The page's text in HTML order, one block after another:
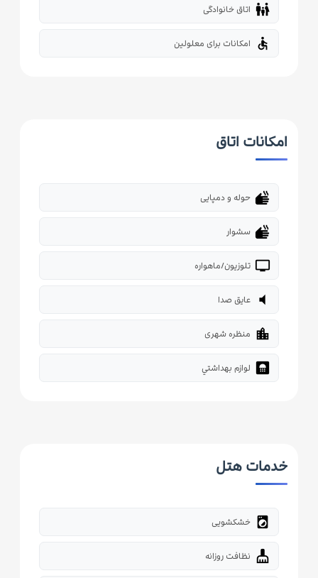
family_restroom اتاق خانوادگی
accessible امکانات برای معلولین
امکانات اتاق
dry حوله و دمپایی
dry سشوار
tv تلوزیون/ماهواره
volume_mute عایق صدا
location_city منظره شهری
bathroom لوازم بهداشتي
خدمات هتل
local_laundry_service خشکشویی
cleaning_services نظافت روزانه